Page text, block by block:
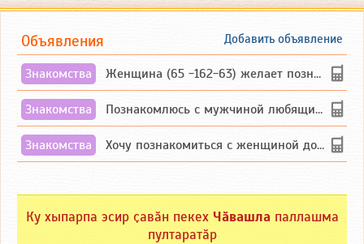
Добавить объявление
Объявления
Знакомства Женщина (65 -162-63) желает познакомиться с одиноким, добродушным, без вредных ...
Знакомства Познакомлюсь с мужчиной любящим танцевать и петь на родном чувашском языке
Знакомства Хочу познакомиться с женщиной до 55 лет чувашской или русской национальности дл...
Ку хыпарпа эсир ҫавӑн пекех Чӑвашла паллашма
пултаратӑр